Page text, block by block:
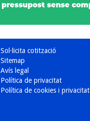
Sol·licita cotització
Sitemap
Avís legal
Política de privacitat
Política de cookies i privacitat